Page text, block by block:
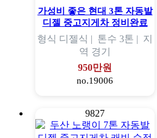
가성비 좋은 현대 3톤 자동발
디젤 중고지게차 정비완료
형식 디젤식 | 톤수 3톤 | 지
역 경기
950만원
no.19006
9827